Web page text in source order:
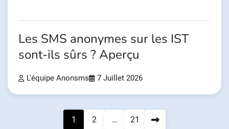
Les SMS anonymes sur les IST
sont-ils sûrs ? Aperçu
L'équipe Anonsms 7 Juillet 2026
1 2 … 21